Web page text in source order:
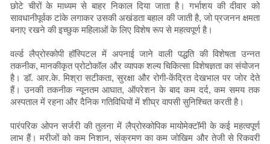
छोटे चीरों के माध्यम से बाहर निकाल दिया जाता है। गर्भाशय की दीवार को
सावधानीपूर्वक टांके लगाकर उसकी अखंडता बहाल की जाती है, जो प्रजनन क्षमता
बनाए रखने की इच्छुक महिलाओं के लिए विशेष रूप से महत्वपूर्ण है।
वर्ल्ड लैप्रोस्कोपी हॉस्पिटल में अपनाई जाने वाली पद्धति की विशेषता उन्नत
तकनीक, मानकीकृत प्रोटोकॉल और व्यापक शल्य चिकित्सा विशेषज्ञता का संयोजन
है। डॉ. आर.के. मिश्रा सटीकता, सुरक्षा और रोगी-केंद्रित देखभाल पर जोर देते
हैं। उनकी तकनीक न्यूनतम आघात, ऑपरेशन के बाद कम दर्द, कम समय तक
अस्पताल में रहना और दैनिक गतिविधियों में शीघ्र वापसी सुनिश्चित करती है।
पारंपरिक ओपन सर्जरी की तुलना में लैप्रोस्कोपिक मायोमेक्टॉमी के कई महत्वपूर्ण
लाभ हैं। मरीजों को कम निशान, संक्रमण का कम जोखिम और तेजी से रिकवरी